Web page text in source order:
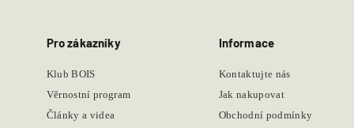
Pro zákazníky
Klub BOIS
Věrnostní program
Články a videa
Informace
Kontaktujte nás
Jak nakupovat
Obchodní podmínky